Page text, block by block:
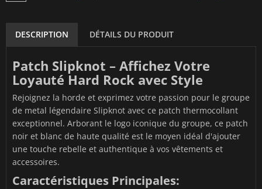
DESCRIPTION DÉTAILS DU PRODUIT
Patch Slipknot – Affichez Votre
Loyauté Hard Rock avec Style
Rejoignez la horde et exprimez votre passion pour le groupe
de metal légendaire Slipknot avec ce patch thermocollant
exceptionnel. Arborant le logo iconique du groupe, ce patch
noir et blanc de haute qualité est le moyen idéal d'ajouter
une touche rebelle et authentique à vos vêtements et
accessoires.
Caractéristiques Principales: